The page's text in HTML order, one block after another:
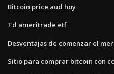
Bitcoin price aud hoy
Td ameritrade etf
Desventajas de comenzar el
Sitio para comprar bitcoin con cc